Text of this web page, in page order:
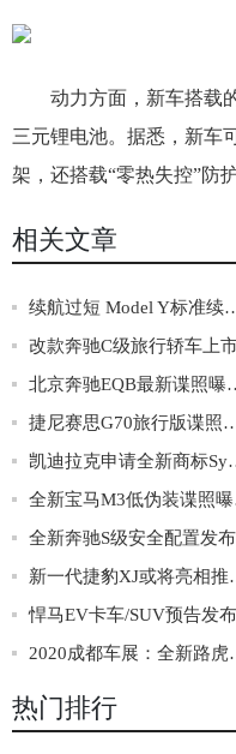
动力方面，新车搭载
三元锂电池。据悉，新车
架，还搭载“零热失控”防
相关文章
续航过短 Model Y标
北京奔驰EQB最
捷尼赛思G70旅行版谍照曝
凯迪拉克申请全
全
新一代捷
2020成都
热门排行